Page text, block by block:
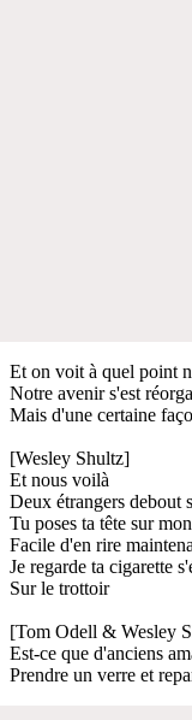
Et on voit à quel point
Notre avenir s'est
Mais d'une certaine
[Wesley Shultz]
Et nous voilà
Deux étrangers debout
Tu poses ta tête sur
Facile d'en rire
Je regarde ta cigarette
Sur le trottoir
[Tom Odell & Wesley
Est-ce que d'anciens
Prendre un verre et